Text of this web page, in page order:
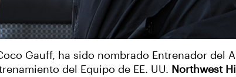
Gauff, ha sido nombrado Entrenador del
del Equipo de EE. UU. Northwest